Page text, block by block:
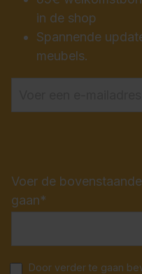
in de shop
Spannende
meubels.
Voer de
gaan*
Door verder te gaan